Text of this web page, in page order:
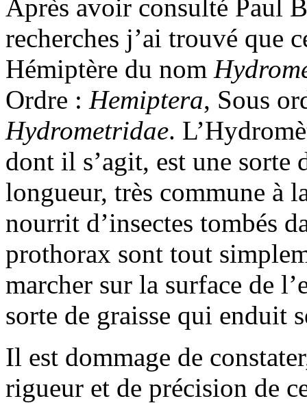
Après avoir consulté Paul
recherches j’ai trouvé que
Hémiptère du nom
Ordre : Hemiptera, Sous
Hydrometridae.
dont il s’agit, est une sorte
longueur, très commune à
nourrit d’insectes tombés
prothorax sont tout
marcher sur la surface de
sorte de graisse qui enduit
Il est dommage de
rigueur et de précision de